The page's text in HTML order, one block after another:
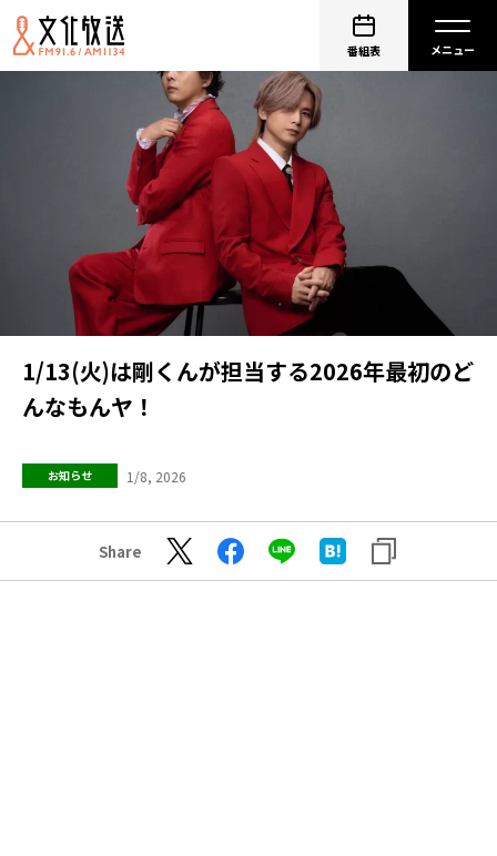
番組表
1/13(火)は剛くんが担当する2026年最初のど
んなもんヤ！
お知らせ 1/8, 2026
Share